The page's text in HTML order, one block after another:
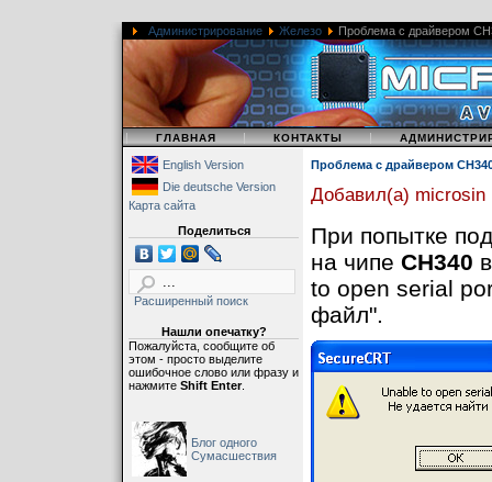
Администрирование Железо Проблема с драйвером
| ГЛАВНАЯ | КОНТАКТЫ |
English Version
Die deutsche Version
Карта сайта
Поделиться
Расширенный поиск
Нашли опечатку?
Пожалуйста, сообщите об
этом - просто выделите
ошибочное слово или фразу и
нажмите Shift Enter.
Блог одного
Сумасшествия
Проблема с драйвером
Добавил(а) microsin
При попытке
на чипе CH340
to open serial
файл".